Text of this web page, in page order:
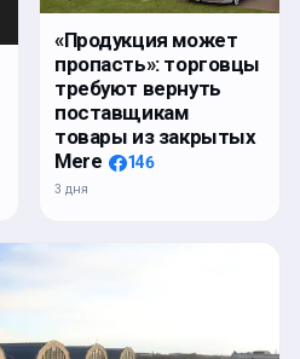
«Продукция может
пропасть»: торговцы
требуют вернуть
поставщикам
товары из закрытых
Mere
146
3 дня